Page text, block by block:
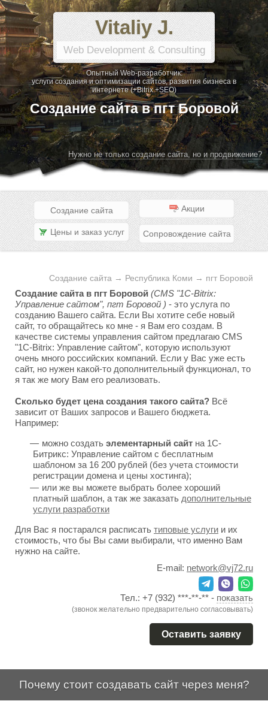
Vitaliy J.
Web Development & Consulting
Опытный Web-разработчик:
услуги создания и оптимизации сайтов, развития бизнеса в
интернете (+Bitrix +SEO)
Создание сайта в пгт Боровой
Нужно не только создание сайта, но и продвижение?
Создание сайта Акции
Цены и заказ услуг Сопровождение сайта
Создание сайта → Республика Коми → пгт Боровой
Создание сайта в пгт Боровой (CMS "1C-Bitrix:
Управление сайтом", пгт Боровой ) - это услуга по
созданию Вашего сайта. Если Вы хотите себе новый
сайт, то обращайтесь ко мне - я Вам его создам. В
качестве системы управления сайтом предлагаю CMS
"1C-Bitrix: Управление сайтом", которую используют
очень много российских компаний. Если у Вас уже есть
сайт, но нужен какой-то дополнительный функционал, то
я так же могу Вам его реализовать.
Сколько будет цена создания такого сайта? Всё
зависит от Ваших запросов и Вашего бюджета.
Например:
можно создать элементарный сайт на 1С-
Битрикс: Управление сайтом с бесплатным
шаблоном за 16 200 рублей (без учета стоимости
регистрации домена и цены хостинга);
или же вы можете выбрать более хороший
платный шаблон, а так же заказать дополнительные
услуги разработки
Для Вас я постарался расписать типовые услуги и их
стоимость, что бы Вы сами выбирали, что именно Вам
нужно на сайте.
E-mail: network@vj72.ru
Тел.: +7 (932) ***-**-** - показать
(звонок желательно предварительно согласовывать)
Оставить заявку
Почему стоит создавать сайт через меня?